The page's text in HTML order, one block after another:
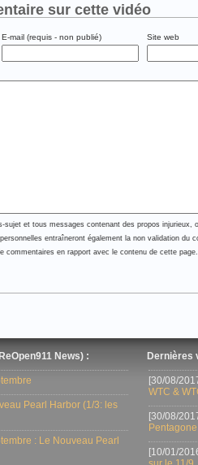
sur cette vidéo
E-mail (requis - non publié) Site web
sujet et tous messages contenant des propos
entraîneront également la non validation du
commentaires en rapport avec le contenu de cette
News) :
Pearl Harbor (1/3: les
: Le Nouveau Pearl
Dernières
[30/08/
WTC &
[30/08/
[10/01/